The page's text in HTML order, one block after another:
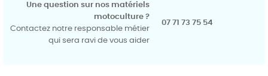
Une question sur nos matériels
motoculture ?
Contactez notre responsable métier
qui sera ravi de vous aider
07 71 73 75 54